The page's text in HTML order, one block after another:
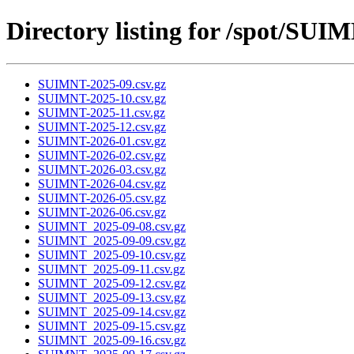
Directory listing for /spot/
SUIMNT-2025-09.csv.gz
SUIMNT-2025-10.csv.gz
SUIMNT-2025-11.csv.gz
SUIMNT-2025-12.csv.gz
SUIMNT-2026-01.csv.gz
SUIMNT-2026-02.csv.gz
SUIMNT-2026-03.csv.gz
SUIMNT-2026-04.csv.gz
SUIMNT-2026-05.csv.gz
SUIMNT-2026-06.csv.gz
SUIMNT_2025-09-08.csv.gz
SUIMNT_2025-09-09.csv.gz
SUIMNT_2025-09-10.csv.gz
SUIMNT_2025-09-11.csv.gz
SUIMNT_2025-09-12.csv.gz
SUIMNT_2025-09-13.csv.gz
SUIMNT_2025-09-14.csv.gz
SUIMNT_2025-09-15.csv.gz
SUIMNT_2025-09-16.csv.gz